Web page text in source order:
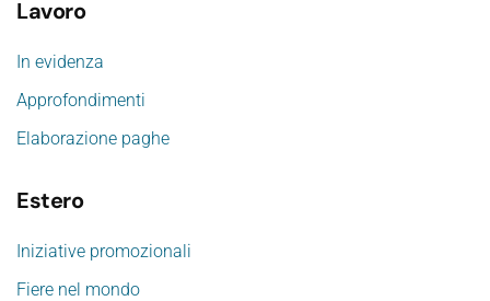
Lavoro
In evidenza
Approfondimenti
Elaborazione paghe
Estero
Iniziative promozionali
Fiere nel mondo